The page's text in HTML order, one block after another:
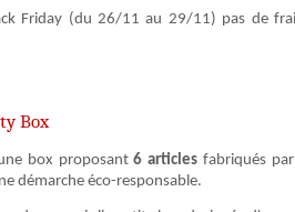
Friday (du 26/11 au 29/11) pas de
Box
box proposant6 articlesfabriqués
démarche éco-responsable.